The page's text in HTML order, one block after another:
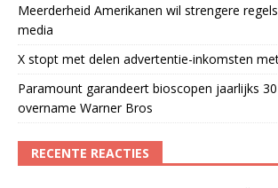
Meerderheid Amerikanen wil strengere
media
X stopt met delen advertentie-inkomsten
Paramount garandeert bioscopen jaarlijks
overname Warner Bros
RECENTE REACTIES